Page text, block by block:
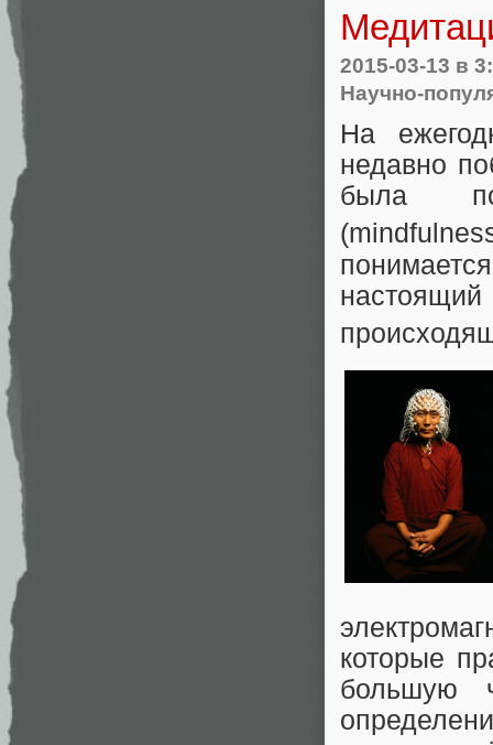
2015-03-13 в
Научно-
На
недавно
была
которые
большую